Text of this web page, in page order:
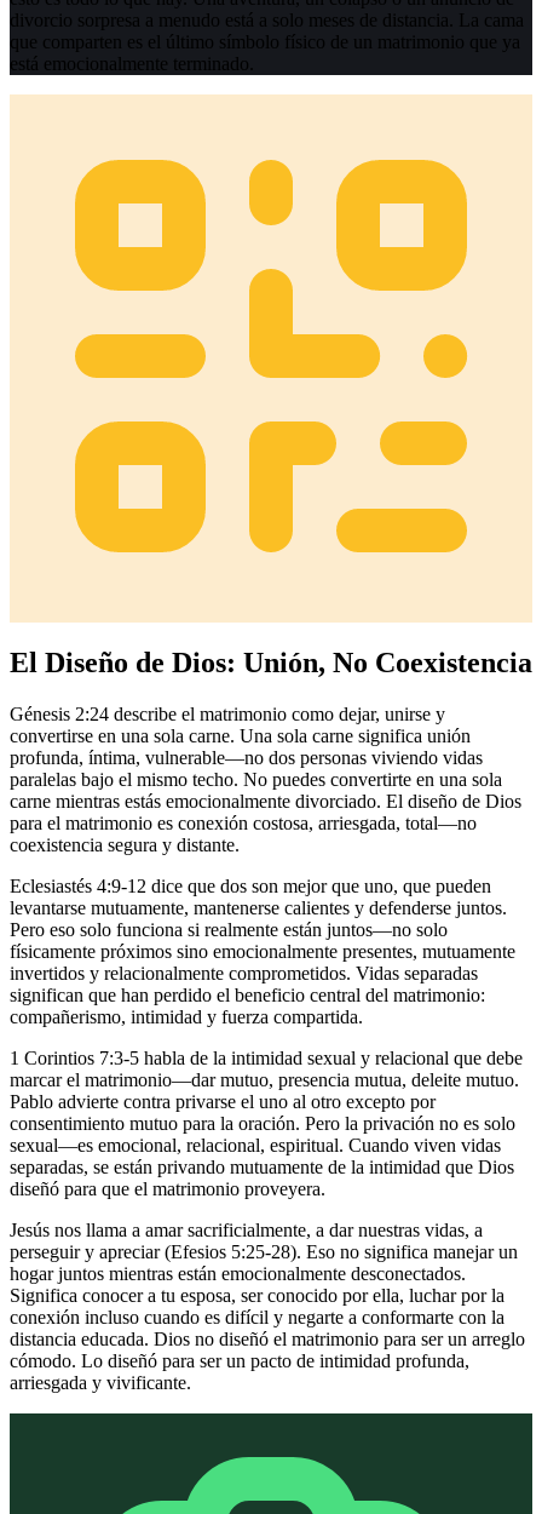
divorcio sorpresa a menudo está a solo meses de distancia. La cama
que comparten es el último símbolo físico de un matrimonio que ya
está emocionalmente terminado.
El Diseño de Dios: Unión, No Coexistencia
Génesis 2:24 describe el matrimonio como dejar, unirse y
convertirse en una sola carne. Una sola carne significa unión
profunda, íntima, vulnerable—no dos personas viviendo vidas
paralelas bajo el mismo techo. No puedes convertirte en una sola
carne mientras estás emocionalmente divorciado. El diseño de Dios
para el matrimonio es conexión costosa, arriesgada, total—no
coexistencia segura y distante.
Eclesiastés 4:9-12 dice que dos son mejor que uno, que pueden
levantarse mutuamente, mantenerse calientes y defenderse juntos.
Pero eso solo funciona si realmente están juntos—no solo
físicamente próximos sino emocionalmente presentes, mutuamente
invertidos y relacionalmente comprometidos. Vidas separadas
significan que han perdido el beneficio central del matrimonio:
compañerismo, intimidad y fuerza compartida.
1 Corintios 7:3-5 habla de la intimidad sexual y relacional que debe
marcar el matrimonio—dar mutuo, presencia mutua, deleite mutuo.
Pablo advierte contra privarse el uno al otro excepto por
consentimiento mutuo para la oración. Pero la privación no es solo
sexual—es emocional, relacional, espiritual. Cuando viven vidas
separadas, se están privando mutuamente de la intimidad que Dios
diseñó para que el matrimonio proveyera.
Jesús nos llama a amar sacrificialmente, a dar nuestras vidas, a
perseguir y apreciar (Efesios 5:25-28). Eso no significa manejar un
hogar juntos mientras están emocionalmente desconectados.
Significa conocer a tu esposa, ser conocido por ella, luchar por la
conexión incluso cuando es difícil y negarte a conformarte con la
distancia educada. Dios no diseñó el matrimonio para ser un arreglo
cómodo. Lo diseñó para ser un pacto de intimidad profunda,
arriesgada y vivificante.